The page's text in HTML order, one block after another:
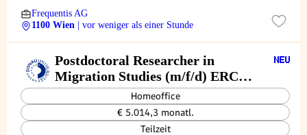
Frequentis AG
1100 Wien
| vor weniger als einer Stunde
Postdoctoral Researcher in
Migration Studies (m/f/d) ERC
Consolidator Grant (Comparison
of Sanctuary Cities in US & Latin
America) SB26-0080
Homeoffice
€ 5.014,3 monatl.
Teilzeit